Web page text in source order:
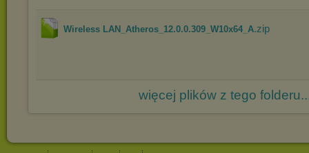
Wireless LAN_Atheros_12.0.0.309_W10x64_A.zip
więcej plików z tego